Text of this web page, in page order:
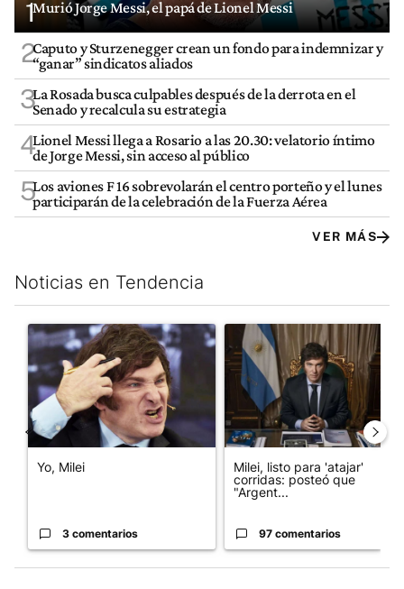
1Murió Jorge Messi, el papá de Lionel Messi
2Caputo y Sturzenegger crean un fondo para indemnizar y
“ganar” sindicatos aliados
3La Rosada busca culpables después de la derrota en el
Senado y recalcula su estrategia
4Lionel Messi llega a Rosario a las 20.30: velatorio íntimo
de Jorge Messi, sin acceso al público
5Los aviones F 16 sobrevolarán el centro porteño y el lunes
participarán de la celebración de la Fuerza Aérea
VER MÁS
Noticias en Tendencia
Este listado muestra los artículos con más comentarios en los
Un artículo de tendencia con el título "Yo, Milei" con 3
Yo, Milei
3 comentarios
Un artículo de tendencia con
Milei, listo para 'atajar'
corridas: posteó que
"Argent...
97 comentarios